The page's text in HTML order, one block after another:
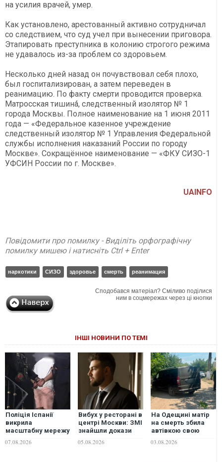
на усилия врачей, умер.
Как установлено, арестованный активно сотрудничал
со следствием, что суд учел при вынесении приговора.
Этапировать преступника в колонию строгого режима
не удавалось из-за проблем со здоровьем.
Несколько дней назад он почувствовал себя плохо,
был госпитализирован, а затем переведен в
реанимацию. По факту смерти проводится проверка.
Матросская тишина, следственный изолятор № 1
города Москвы. Полное наименование на 1 июня 2011
года — «Федеральное казенное учреждение
следственный изолятор № 1 Управления Федеральной
службы исполнения наказаний России по городу
Москве». Сокращённое наименование — «ФКУ СИЗО-1
УФСИН России по г. Москве».
UAINFO
Повідомити про помилку - Виділіть орфографічну
помилку мишею і натисніть Ctrl + Enter
наркотики СИЗО здоровье смерть реанимация
Сподобався матеріал? Сміливо поділися
ним в соцмережах через ці кнопки
ІНШІ НОВИНИ ПО ТЕМІ
Поліція Іспанії
викрила
масштабну мережу
мігрантів і
07.08.2026
Вибух у ресторані в
центрі Москви: ЗМІ
знайшли докази
генерала Чайка
05.08.2026
На Одещині матір
на смерть збила
автівкою свою
03.08.2026